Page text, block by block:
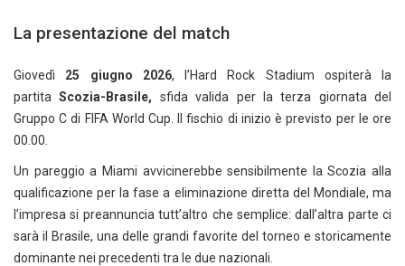
La presentazione del match
Giovedì 25 giugno 2026, l’Hard Rock Stadium ospiterà la
partitaScozia-Brasile, sfida valida per la terza giornata del
Gruppo C di FIFA World Cup. Il fischio di inizio è previsto per le ore
00.00.
Un pareggio a Miami avvicinerebbe sensibilmente la Scozia alla
qualificazione per la fase a eliminazione diretta del Mondiale, ma
l’impresa si preannuncia tutt’altro che semplice: dall’altra parte ci
sarà il Brasile, una delle grandi favorite del torneo e storicamente
dominante nei precedenti tra le due nazionali.